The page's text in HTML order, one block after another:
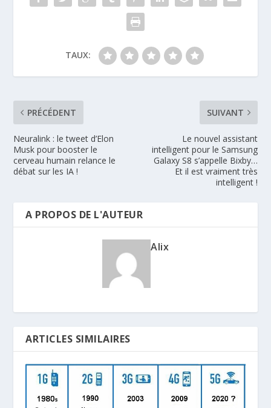
TAUX:
PRÉCÉDENT
Neuralink : le tweet d’Elon
Musk pour booster le
cerveau humain relance le
débat sur les IA !
SUIVANT
Le nouvel assistant
intelligent pour le Samsung
Galaxy S8 s’appelle Bixby…
Et il est vraiment très
intelligent !
A PROPOS DE L'AUTEUR
Alix
ARTICLES SIMILAIRES